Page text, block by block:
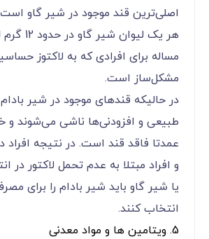
اصلی‌ترین قند موجود در شیر گاو
هر یک لیوان
مساله برای افرادی که به لاکتوز
مشکل‌ساز است.
در حالیکه قندهای موجود در شیر بادام
طبیعی و افزودنی‌ها ناشی می‌شوند و
عمدتا فاقد قند است. در نتیجه افراد
و افراد مبتلا به عدم تحمل لاکتور در
یا شیر گاو باید شیر بادام را برای
انتخاب کنند.
5. ویتامین ها و مواد معدنی